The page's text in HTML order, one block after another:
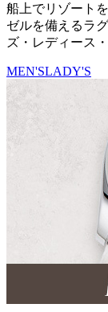
船上でリゾート
ゼルを備えるラ
ズ・レディース
MEN'SLADY'S